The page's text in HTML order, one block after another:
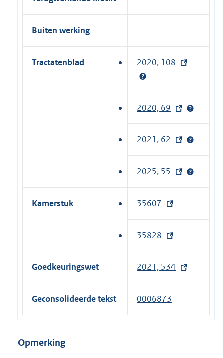
Buiten werking
Tractatenblad 2020, 108
x
n
e
l
2020, 69
e
n
e
n
)
2021, 62
e
r
n
e
n
)
2025, 55
e
x
r
n
e
n
k
Kamerstuk 35607
e
r
n
e
35828
e
x
r
n
Goedkeuringswet 2021, 534
Geconsolideerde tekst 0006873
Opmerking